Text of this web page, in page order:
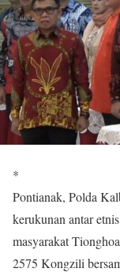
*
Pontianak, Polda
kerukunan antar
masyarakat
2575 Kongzili